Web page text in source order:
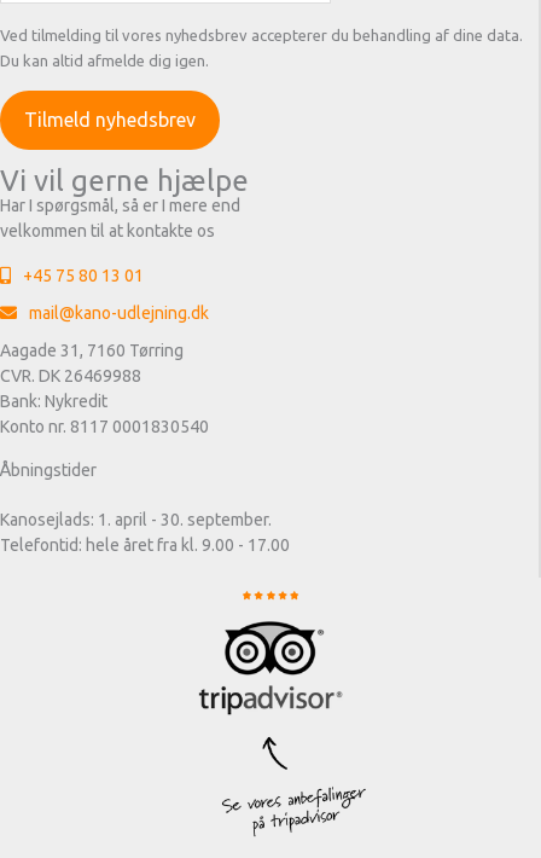
Ved tilmelding til vores nyhedsbrev accepterer du behandling af dine data.
Du kan altid afmelde dig igen.
Vi vil gerne hjælpe
Har I spørgsmål, så er I mere end
velkommen til at kontakte os
+45 75 80 13 01
mail@kano-udlejning.dk
Aagade 31, 7160 Tørring
CVR. DK 26469988
Bank: Nykredit
Konto nr. 8117 0001830540
Åbningstider
Kanosejlads: 1. april - 30. september.
Telefontid: hele året fra kl. 9.00 - 17.00